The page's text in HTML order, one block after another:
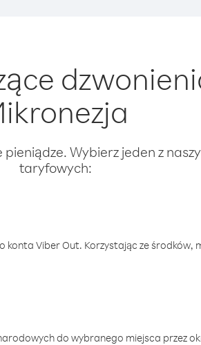
Wybierz jeden z
taryfowych:
Viber Out. Korzystając ze środków,
do wybranego miejsca przez